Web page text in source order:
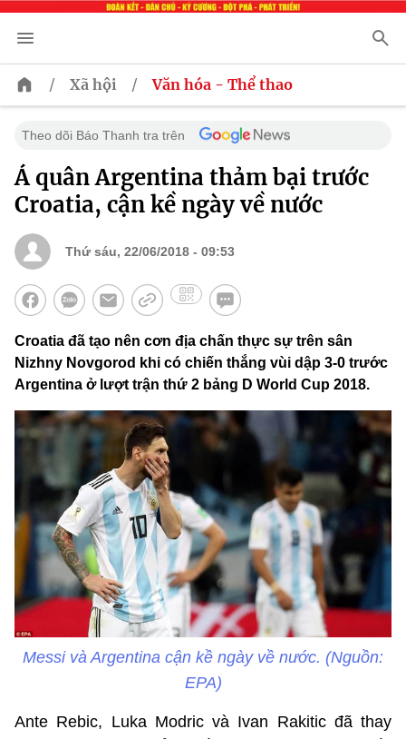
/ Xã hội / Văn hóa - Thể thao
Theo dõi Báo Thanh tra trên
Á quân Argentina thảm bại trước
Croatia, cận kề ngày về nước
Thứ sáu, 22/06/2018 - 09:53
Croatia đã tạo nên cơn địa chấn thực sự trên sân
Nizhny Novgorod khi có chiến thắng vùi dập 3-0 trước
Argentina ở lượt trận thứ 2 bảng D World Cup 2018.
Messi và Argentina cận kề ngày về nước. (Nguồn:
EPA)
Ante Rebic, Luka Modric và Ivan Rakitic đã thay